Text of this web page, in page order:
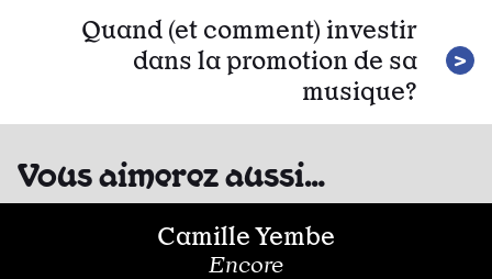
Quand (et comment) investir
dans la promotion de sa
musique?
Vous aimerez aussi…
Camille Yembe
Encore